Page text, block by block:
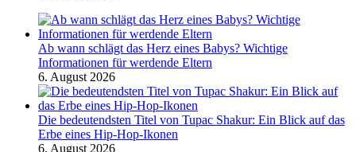
Ab wann schlägt das Herz eines Babys? Wichtige
Informationen für werdende Eltern
6. August 2026
Die bedeutendsten Titel von Tupac Shakur: Ein Blick auf das
Erbe eines Hip-Hop-Ikonen
6. August 2026